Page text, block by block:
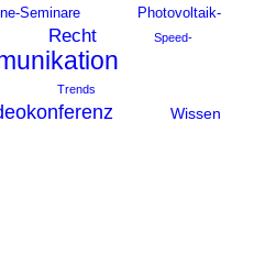
Seminare
Photovoltaik-
Recht Speed-
Trends
Wissen